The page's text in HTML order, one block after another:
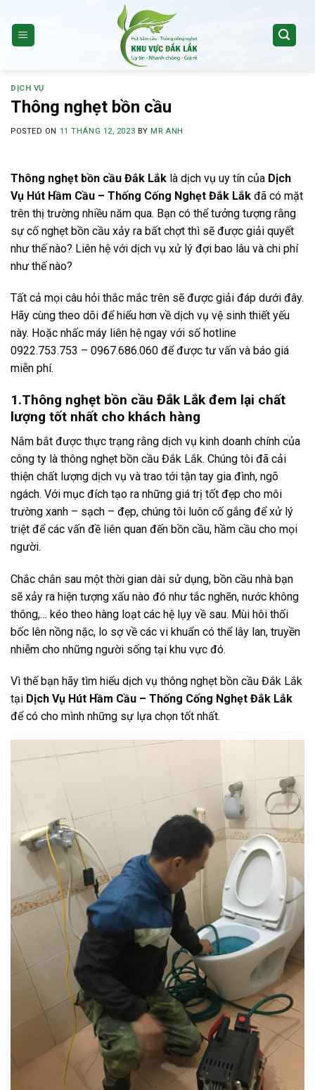
content
DỊCH VỤ
Thông nghẹt bồn cầu
POSTED ON 11 THÁNG 12, 2023 BY MR ANH
Thông nghẹt bồn cầu Đắk Lắk là dịch vụ uy tín của Dịch
Vụ Hút Hầm Cầu – Thống Cống Nghẹt Đắk Lắk đã có mặt
trên thị trường nhiều năm qua. Bạn có thể tưởng tượng rằng
sự cố nghẹt bồn cầu xảy ra bất chợt thì sẽ được giải quyết
như thế nào? Liên hệ với dịch vụ xử lý đợi bao lâu và chi phí
như thế nào?
Tất cả mọi câu hỏi thắc mắc trên sẽ được giải đáp dưới đây.
Hãy cùng theo dõi để hiểu hơn về dịch vụ vệ sinh thiết yếu
này. Hoặc nhấc máy liên hệ ngay với số hotline
0922.753.753 – 0967.686.060 để được tư vấn và báo giá
miễn phí.
1.Thông nghẹt bồn cầu Đắk Lắk đem lại chất
lượng tốt nhất cho khách hàng
Nắm bắt được thực trạng rằng dịch vụ kinh doanh chính của
công ty là thông nghẹt bồn cầu Đắk Lắk. Chúng tôi đã cải
thiện chất lượng dịch vụ và trao tới tận tay gia đình, ngõ
ngách. Với mục đích tạo ra những giá trị tốt đẹp cho môi
trường xanh – sạch – đẹp, chúng tôi luôn cố gắng để xử lý
triệt để các vấn đề liên quan đến bồn cầu, hầm cầu cho mọi
người.
Chắc chắn sau một thời gian dài sử dụng, bồn cầu nhà bạn
sẽ xảy ra hiện tượng xấu nào đó như tắc nghẽn, nước không
thông,… kéo theo hàng loạt các hệ lụy về sau. Mùi hôi thối
bốc lên nồng nặc, lo sợ về các vi khuẩn có thể lây lan, truyền
nhiễm cho những người sống tại khu vực đó.
Vì thế bạn hãy tìm hiểu dịch vụ thông nghẹt bồn cầu Đắk Lắk
tại Dịch Vụ Hút Hầm Cầu – Thống Cống Nghẹt Đắk Lắk
để có cho mình những sự lựa chọn tốt nhất.